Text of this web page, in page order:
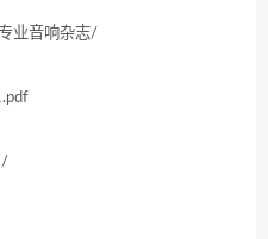
业音响杂志/